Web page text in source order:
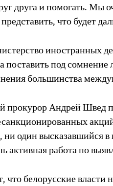
друга и помогать. Мы
что будет
иностранных
поставить под
большинства
прокурор Андрей Швед
ни один высказавшийся
активная работа по
что белорусские власти